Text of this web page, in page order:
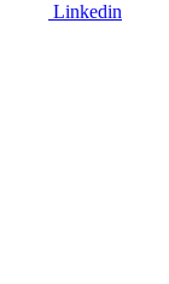
Linkedin